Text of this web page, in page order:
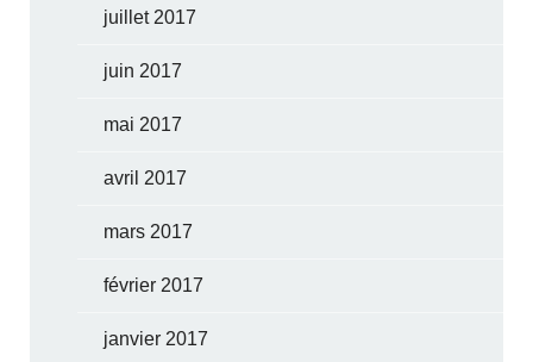
juillet 2017
juin 2017
mai 2017
avril 2017
mars 2017
février 2017
janvier 2017